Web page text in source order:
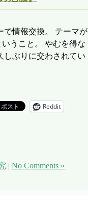
で情報交換。 テーマが
うこと。 やむを得な
しぶりに交わされてい
Reddit
| No Comments »